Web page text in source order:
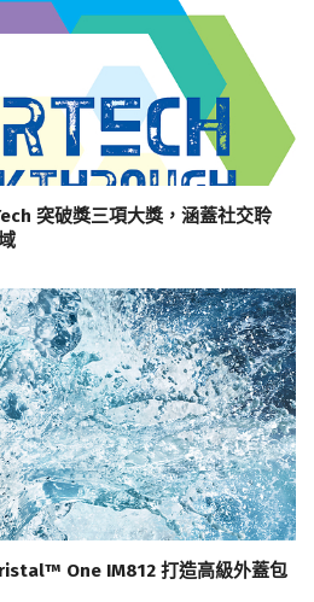
突破獎三項大獎，涵蓋社交聆
One IM812 打造高級外蓋包